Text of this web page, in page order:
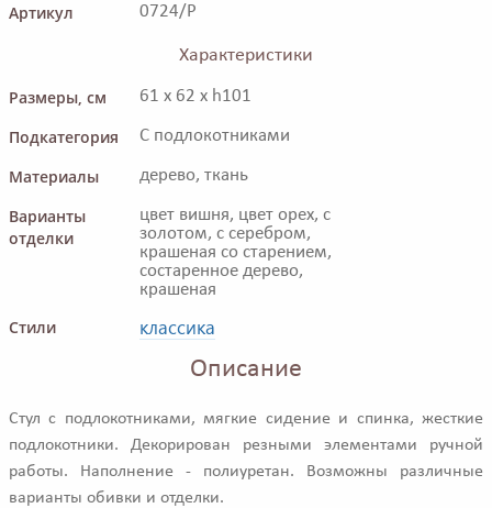
Артикул 0724/P
Характеристики
Размеры, см
61 x 62 x h101
Подкатегория С подлокотниками
Материалы дерево, ткань
Варианты
отделки
цвет вишня, цвет орех, с
золотом, с серебром,
крашеная со старением,
состаренное дерево,
крашеная
Стили классика
Описание
Стул с подлокотниками, мягкие сидение и спинка, жесткие
подлокотники. Декорирован резными элементами ручной
работы. Наполнение - полиуретан. Возможны различные
варианты обивки и отделки.